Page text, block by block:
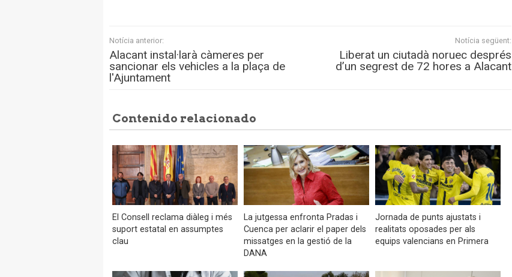
Notícia anterior:
Alacant instal·larà càmeres per
sancionar els vehicles a la plaça de
l'Ajuntament
Notícia següent:
Liberat un ciutadà noruec després
d’un segrest de 72 hores a Alacant
Contenido relacionado
El Consell reclama diàleg i més
suport estatal en assumptes
clau
La jutgessa enfronta Pradas i
Cuenca per aclarir el paper dels
missatges en la gestió de la
DANA
Jornada de punts ajustats i
realitats oposades per als
equips valencians en Primera